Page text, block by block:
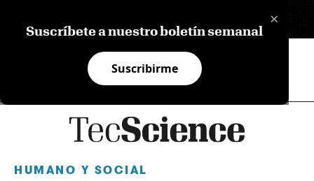
×
Suscríbete a nuestro boletín semanal
Suscribirme
HUMANO Y SOCIAL